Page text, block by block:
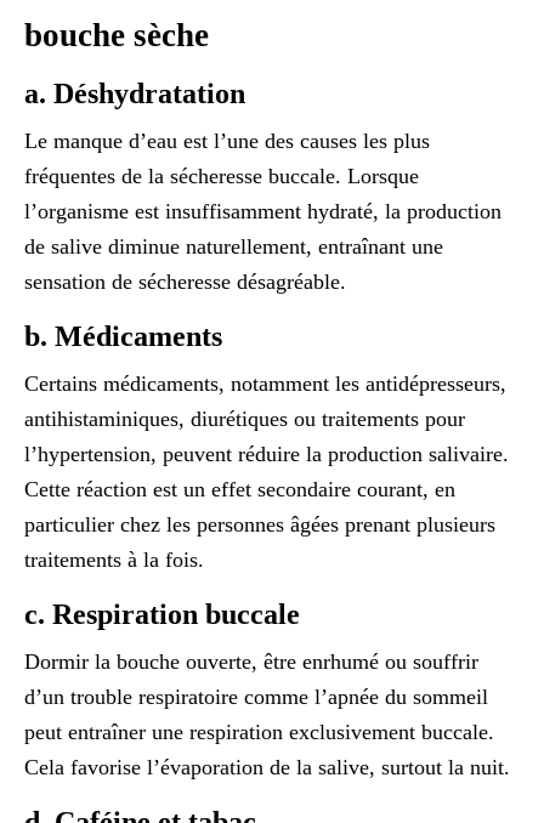
bouche sèche
a. Déshydratation
Le manque d’eau est l’une des causes les plus
fréquentes de la sécheresse buccale. Lorsque
l’organisme est insuffisamment hydraté, la production
de salive diminue naturellement, entraînant une
sensation de sécheresse désagréable.
b. Médicaments
Certains médicaments, notamment les antidépresseurs,
antihistaminiques, diurétiques ou traitements pour
l’hypertension, peuvent réduire la production salivaire.
Cette réaction est un effet secondaire courant, en
particulier chez les personnes âgées prenant plusieurs
traitements à la fois.
c. Respiration buccale
Dormir la bouche ouverte, être enrhumé ou souffrir
d’un trouble respiratoire comme l’apnée du sommeil
peut entraîner une respiration exclusivement buccale.
Cela favorise l’évaporation de la salive, surtout la nuit.